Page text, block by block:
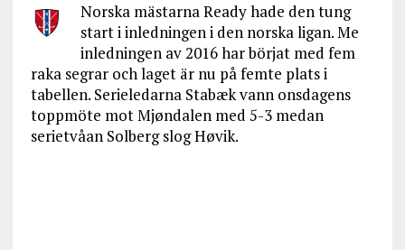
Norska mästarna Ready hade den tung
start i inledningen i den norska ligan. Me
inledningen av 2016 har börjat med fem
raka segrar och laget är nu på femte plats i
tabellen. Serieledarna Stabæk vann onsdagens
toppmöte mot Mjøndalen med 5-3 medan
serietvåan Solberg slog Høvik.